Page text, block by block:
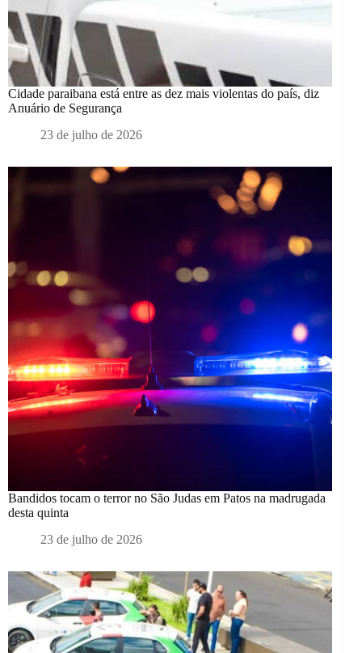
Cidade paraibana está entre as dez mais violentas do país, diz
Anuário de Segurança
23 de julho de 2026
Bandidos tocam o terror no São Judas em Patos na madrugada
desta quinta
23 de julho de 2026